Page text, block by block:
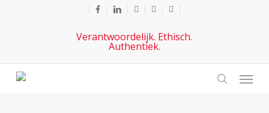
facebookgelinktyoutubetelefoon
e-
Verantwoordelijk. Ethisch.
Authentiek.
Menu